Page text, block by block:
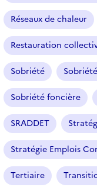
Réseaux de chaleur
Restauration
Sobriété
Sobriété foncière
SRADDET
Stratégie Emplois
Tertiaire